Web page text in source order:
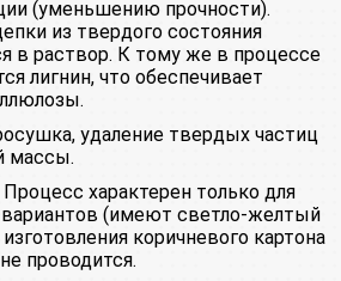
(уменьшению прочности).
из твердого состояния
в раствор. К тому же в процессе
лигнин, что обеспечивает
удаление твердых частиц
массы.
характерен только для
(имеют светло-желтый
коричневого картона
проводится.